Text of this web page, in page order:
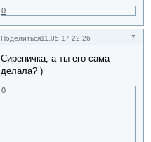
0
Поделиться 7
11.05.17 22:26
Сиреничка, а ты его сама
делала? )
0